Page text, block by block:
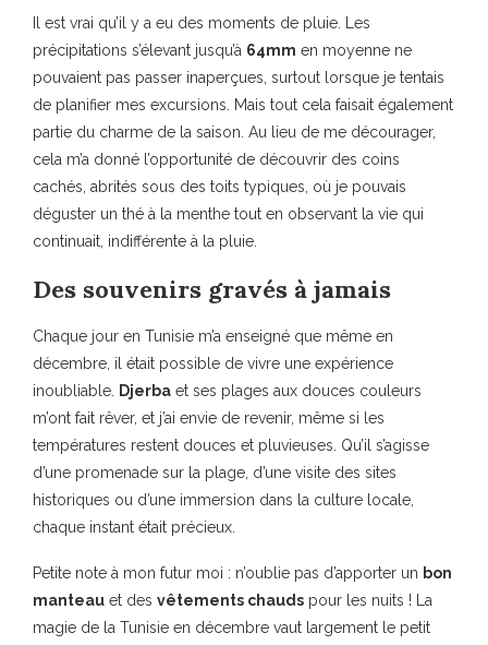
Il est vrai qu’il y a eu des moments de pluie. Les
précipitations s’élevant jusqu’à 64mm en moyenne ne
pouvaient pas passer inaperçues, surtout lorsque je tentais
de planifier mes excursions. Mais tout cela faisait également
partie du charme de la saison. Au lieu de me décourager,
cela m’a donné l’opportunité de découvrir des coins
cachés, abrités sous des toits typiques, où je pouvais
déguster un thé à la menthe tout en observant la vie qui
continuait, indifférente à la pluie.
Des souvenirs gravés à jamais
Chaque jour en Tunisie m’a enseigné que même en
décembre, il était possible de vivre une expérience
inoubliable. Djerba et ses plages aux douces couleurs
m’ont fait rêver, et j’ai envie de revenir, même si les
températures restent douces et pluvieuses. Qu’il s’agisse
d’une promenade sur la plage, d’une visite des sites
historiques ou d’une immersion dans la culture locale,
chaque instant était précieux.
Petite note à mon futur moi : n’oublie pas d’apporter un bon
manteau et des vêtements chauds pour les nuits ! La
magie de la Tunisie en décembre vaut largement le petit